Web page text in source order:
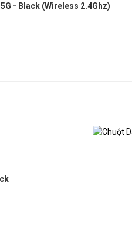
- Black (Wireless 2.4Ghz)